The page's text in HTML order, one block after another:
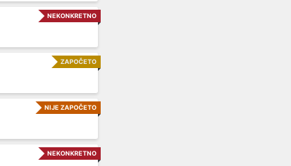
NEKONKRETNO
ZAPOČETO
NIJE ZAPOČETO
NEKONKRETNO